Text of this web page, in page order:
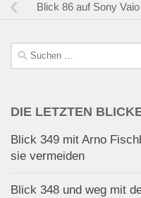
Blick 86 auf Sony
Suchen
nach:
DIE LETZTEN
Blick 349 mit Arno
sie vermeiden
Blick 348 und weg mit